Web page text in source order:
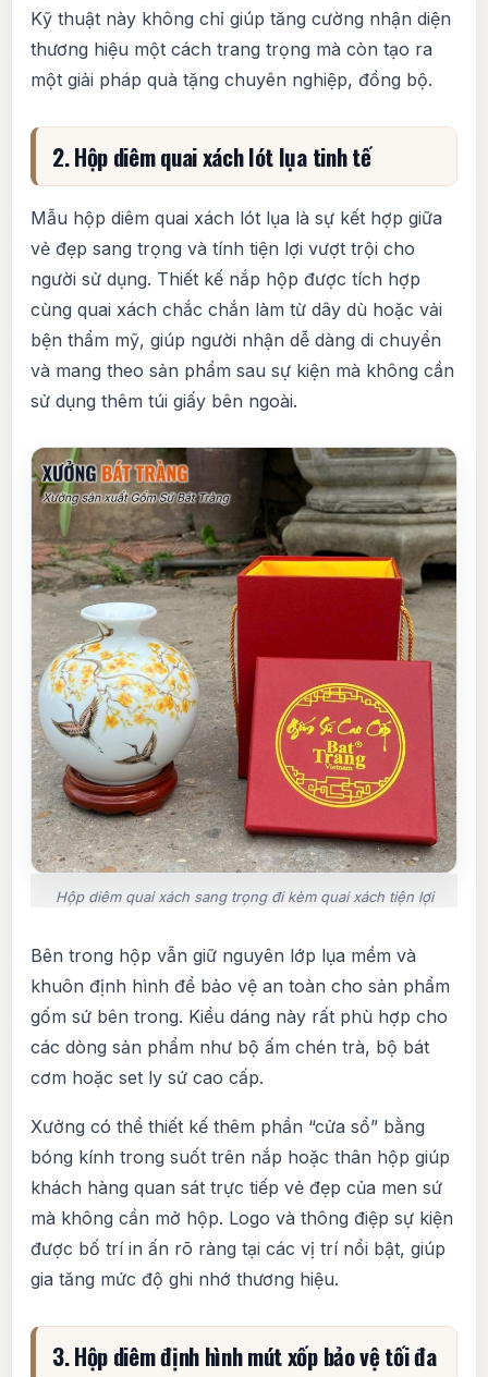
Kỹ thuật này không chỉ giúp tăng cường nhận diện
thương hiệu một cách trang trọng mà còn tạo ra
một giải pháp quà tặng chuyên nghiệp, đồng bộ.
2. Hộp diêm quai xách lót lụa tinh tế
Mẫu hộp diêm quai xách lót lụa là sự kết hợp giữa
vẻ đẹp sang trọng và tính tiện lợi vượt trội cho
người sử dụng. Thiết kế nắp hộp được tích hợp
cùng quai xách chắc chắn làm từ dây dù hoặc vải
bện thẩm mỹ, giúp người nhận dễ dàng di chuyển
và mang theo sản phẩm sau sự kiện mà không cần
sử dụng thêm túi giấy bên ngoài.
Hộp diêm quai xách sang trọng đi kèm quai xách tiện lợi
Bên trong hộp vẫn giữ nguyên lớp lụa mềm và
khuôn định hình để bảo vệ an toàn cho sản phẩm
gốm sứ bên trong. Kiểu dáng này rất phù hợp cho
các dòng sản phẩm như bộ ấm chén trà, bộ bát
cơm hoặc set ly sứ cao cấp.
Xưởng có thể thiết kế thêm phần “cửa sổ” bằng
bóng kính trong suốt trên nắp hoặc thân hộp giúp
khách hàng quan sát trực tiếp vẻ đẹp của men sứ
mà không cần mở hộp. Logo và thông điệp sự kiện
được bố trí in ấn rõ ràng tại các vị trí nổi bật, giúp
gia tăng mức độ ghi nhớ thương hiệu.
3. Hộp diêm định hình mút xốp bảo vệ tối đa